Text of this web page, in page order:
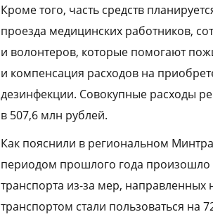
Кроме того, часть средств
проезда медицинских работников,
и волонтеров, которые помогают
и компенсация расходов на
дезинфекции. Совокупные расходы
в 507,6 млн рублей.
Как пояснили в региональном
периодом прошлого года произошло
транспорта из-за мер,
транспортом стали пользоваться